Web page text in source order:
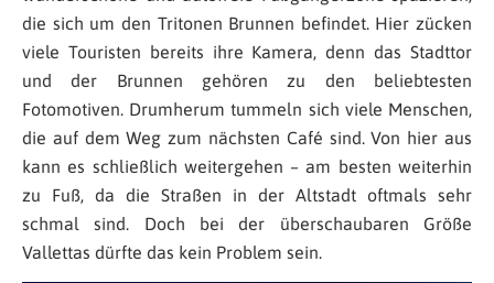
die sich um den Tritonen Brunnen befindet. Hier zücken
viele Touristen bereits ihre Kamera, denn das Stadttor
und der Brunnen gehören zu den beliebtesten
Fotomotiven. Drumherum tummeln sich viele Menschen,
die auf dem Weg zum nächsten Café sind. Von hier aus
kann es schließlich weitergehen – am besten weiterhin
zu Fuß, da die Straßen in der Altstadt oftmals sehr
schmal sind. Doch bei der überschaubaren Größe
Vallettas dürfte das kein Problem sein.